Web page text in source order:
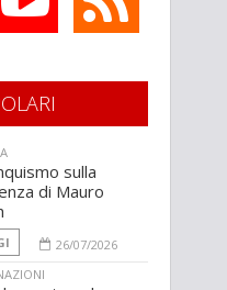
sulla
di Mauro
26/07/2026